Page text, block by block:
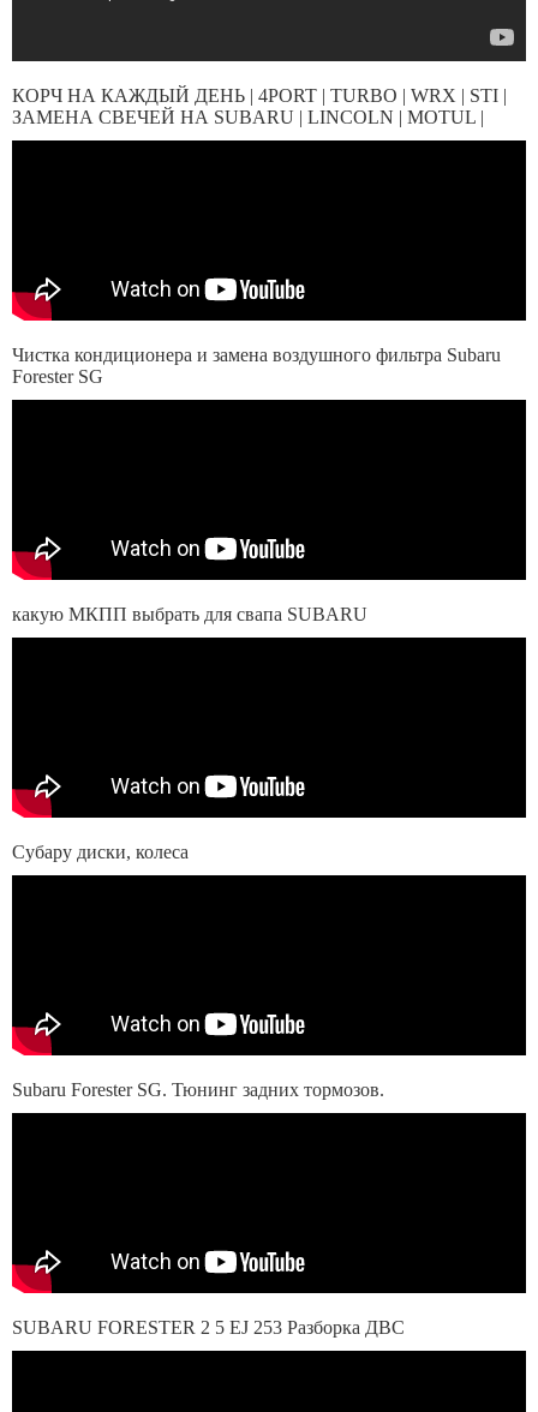
КОРЧ НА КАЖДЫЙ ДЕНЬ | 4PORT | TURBO | WRX | STI |
ЗАМЕНА СВЕЧЕЙ НА SUBARU | LINCOLN | MOTUL |
Чистка кондиционера и замена воздушного фильтра Subaru
Forester SG
какую МКПП выбрать для свапа SUBARU
Субару диски, колеса
Subaru Forester SG. Тюнинг задних тормозов.
SUBARU FORESTER 2 5 EJ 253 Разборка ДВС